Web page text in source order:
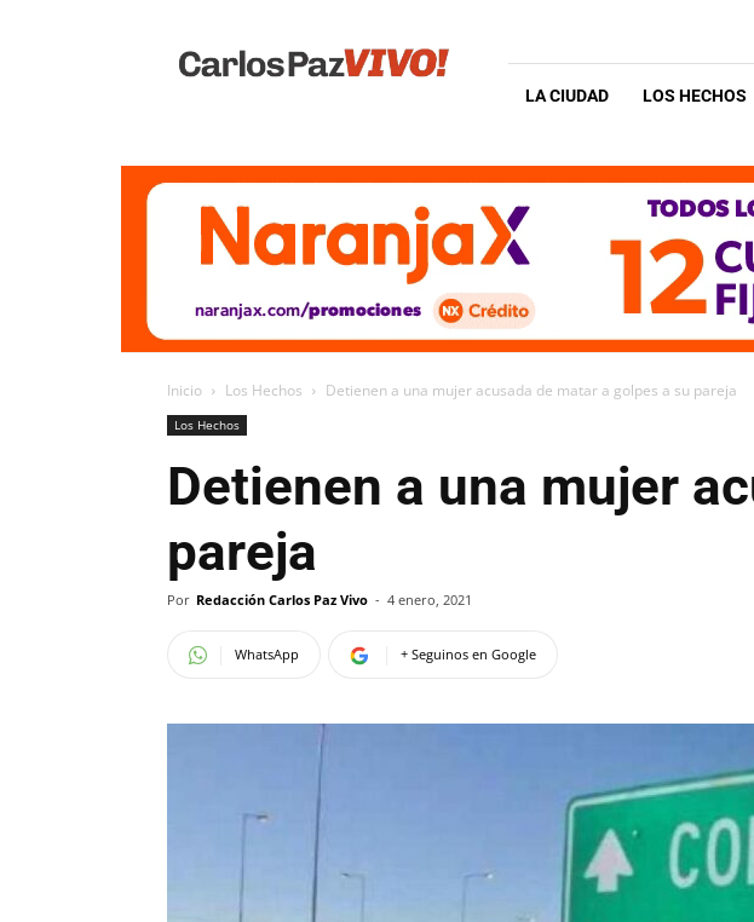
Vivo
LA CIUDAD LOS HECHOS
Inicio Los Hechos Detienen a una mujer acusada de matar a golpes a su pareja
Los Hechos
Detienen a una mujer
pareja
Por Redacción Carlos Paz Vivo - 4 enero, 2021
WhatsApp + Seguinos en Google